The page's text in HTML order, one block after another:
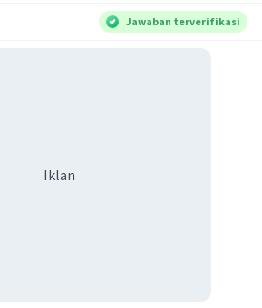
Jawaban terverifikasi
Iklan